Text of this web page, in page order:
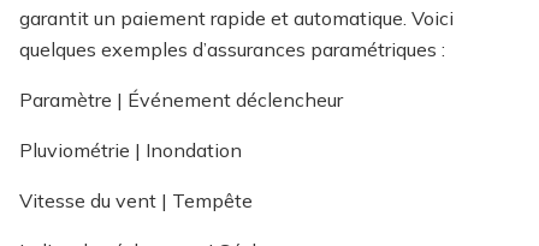
garantit un paiement rapide et automatique. Voici
quelques exemples d’assurances paramétriques :
Paramètre | Événement déclencheur
Pluviométrie | Inondation
Vitesse du vent | Tempête